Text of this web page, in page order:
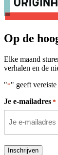
Op de
Elke maand
verhalen en de
"*" geeft
Je e-mailadres *
Inschrijven